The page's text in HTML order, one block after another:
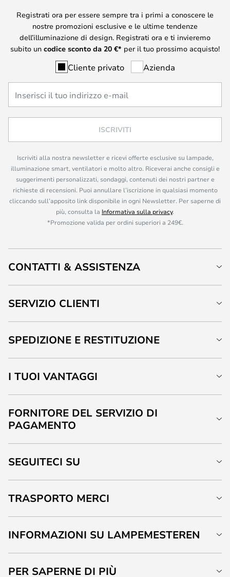
Registrati ora per essere sempre tra i primi a conoscere le
nostre promozioni esclusive e le ultime tendenze
dell’illuminazione di design. Registrati ora e ti invieremo
subito un codice sconto da 20 €* per il tuo prossimo acquisto!
Cliente privato Azienda
ISCRIVITI
Iscriviti alla nostra newsletter e ricevi offerte esclusive su lampade,
illuminazione smart, ventilatori e molto altro. Riceverai anche consigli e
suggerimenti personalizzati, sondaggi, contenuti dei nostri partner e
richieste di recensioni. Puoi annullare l’iscrizione in qualsiasi momento
cliccando sull’apposito link disponibile in ogni Newsletter. Per saperne di
più, consulta la Informativa sulla privacy.
*Promozione valida per ordini superiori a 249€.
CONTATTI & ASSISTENZA
SERVIZIO CLIENTI
SPEDIZIONE E RESTITUZIONE
I TUOI VANTAGGI
FORNITORE DEL SERVIZIO DI
PAGAMENTO
SEGUITECI SU
TRASPORTO MERCI
INFORMAZIONI SU LAMPEMESTEREN
PER SAPERNE DI PIÙ